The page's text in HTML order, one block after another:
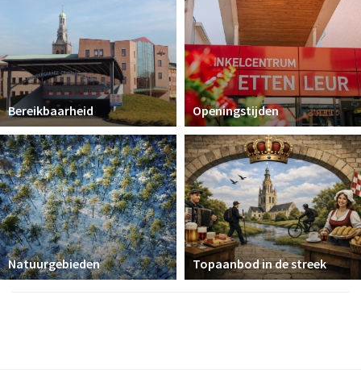
Bereikbaarheid Openingstijden
Natuurgebieden Topaanbod in de streek